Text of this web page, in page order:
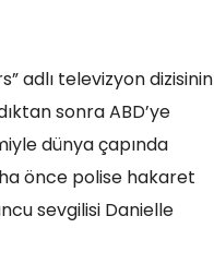
adlı televizyon dizisinin
sonra ABD’ye
dünya çapında
önce polise hakaret
sevgilisi Danielle